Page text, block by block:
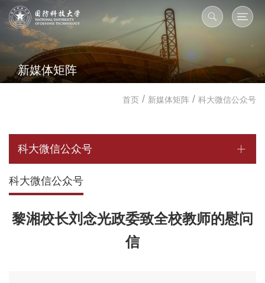
新媒体矩阵
首页 / 新媒体矩阵 / 科大微信公众号
科大微信公众号
科大微信公众号
黎湘校长刘念光政委致全校教师的慰问
信